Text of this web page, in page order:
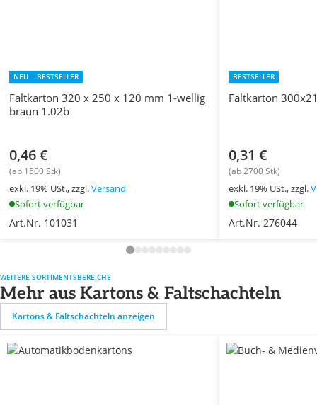
NEU BESTSELLER
Faltkarton 320 x 250 x 120 mm 1-wellig
braun 1.02b
0,46 €
(ab 1500 Stk)
exkl. 19% USt., zzgl.Versand
Sofort verfügbar
Art.Nr. 101031
BESTSELLER
Faltkarton
0,31 €
(ab 2700 Stk)
exkl. 19% USt., zzgl.
Sofort verfügbar
Art.Nr. 276044
WEITERE SORTIMENTSBEREICHE
Mehr aus Kartons & Faltschachteln
Kartons & Faltschachteln anzeigen